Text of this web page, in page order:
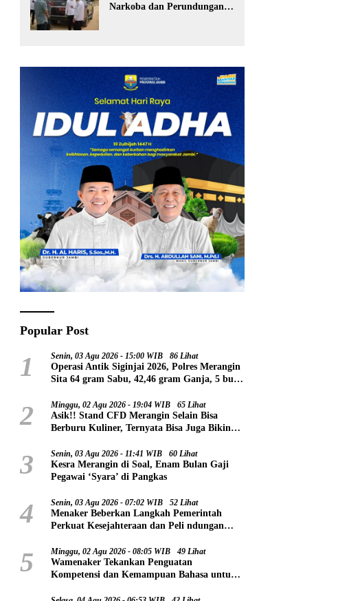
Narkoba dan Perundungan,
Popular Post
1 Senin, 03 Agu 2026 - 15:00 WIB 86 Lihat
Operasi Antik Siginjai 2026, Polres Merangin
Sita 64 gram Sabu, 42,46 gram Ganja, 5 butir
2 Minggu, 02 Agu 2026 - 19:04 WIB 65 Lihat
Asik!! Stand CFD Merangin Selain Bisa
Berburu Kuliner, Ternyata Bisa Juga Bikin
3 Senin, 03 Agu 2026 - 11:41 WIB 60 Lihat
Kesra Merangin di Soal, Enam Bulan Gaji
Pegawai ‘Syara’ di Pangkas
4 Senin, 03 Agu 2026 - 07:02 WIB 52 Lihat
Menaker Beberkan Langkah Pemerintah
Perkuat Kesejahteraan dan Peli ndungan
5 Minggu, 02 Agu 2026 - 08:05 WIB 49 Lihat
Wamenaker Tekankan Penguatan
Kompetensi dan Kemampuan Bahasa untuk